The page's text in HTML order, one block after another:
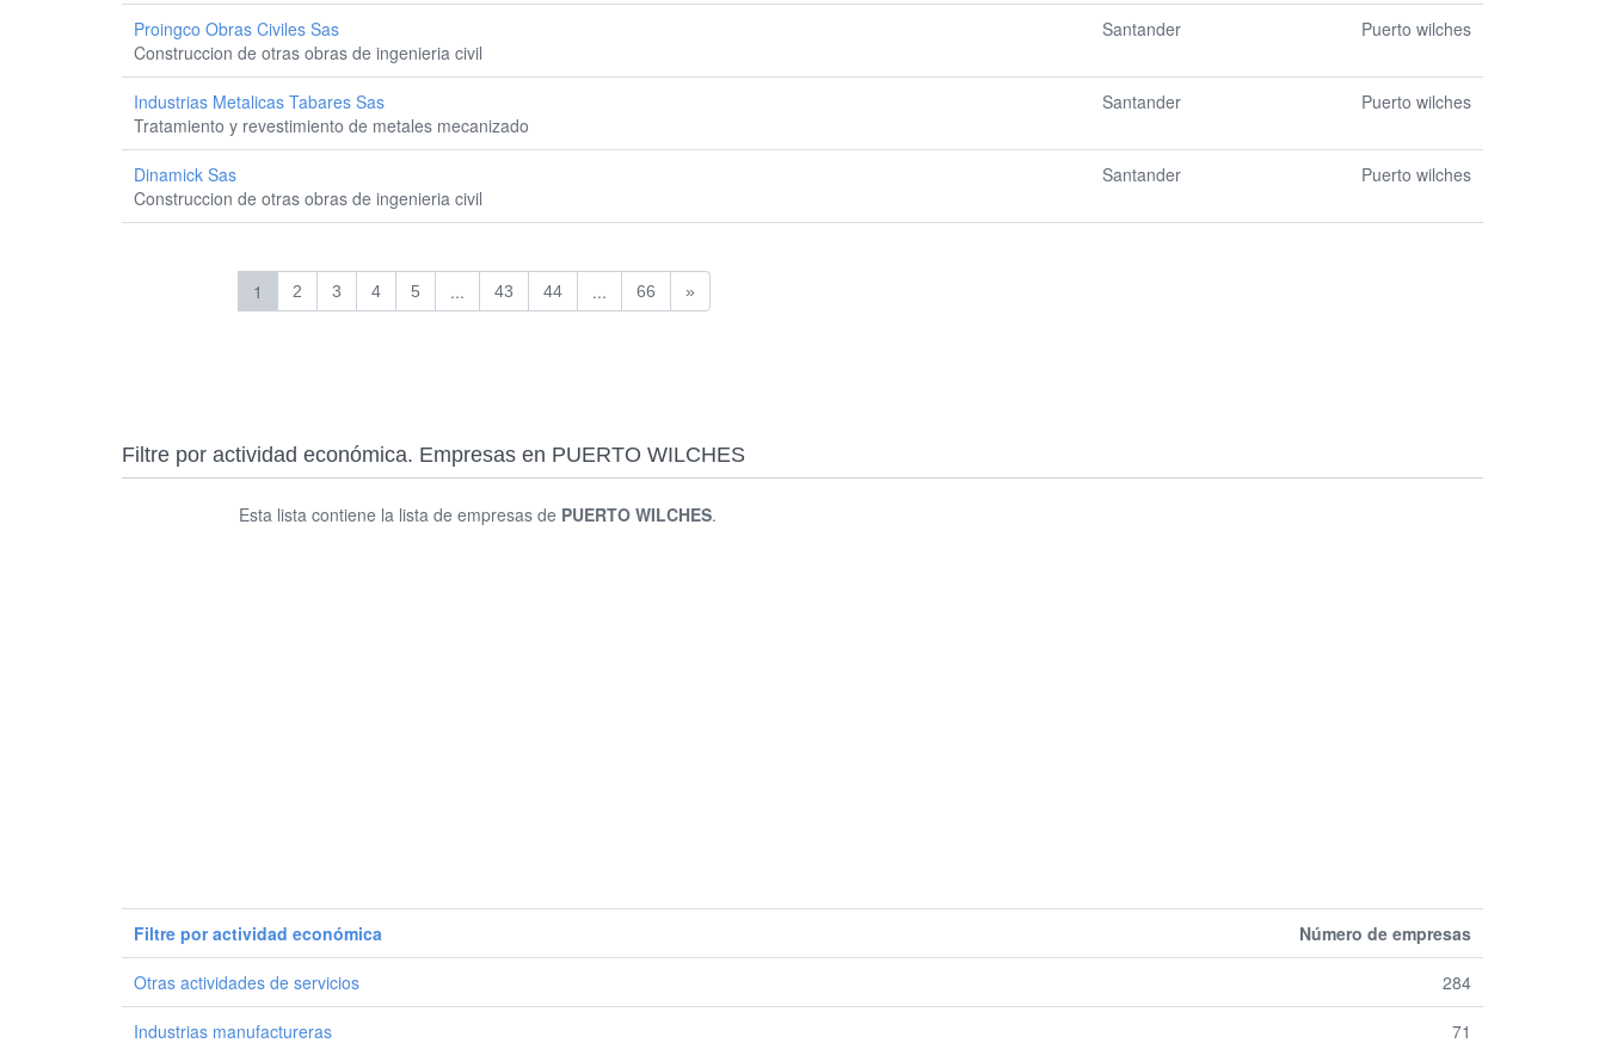
Proingco Obras Civiles Sas
Construccion de otras obras de ingenieria civil
Santander Puerto wilches
Industrias Metalicas Tabares Sas
Tratamiento y revestimiento de metales mecanizado
Santander Puerto wilches
Dinamick Sas
Construccion de otras obras de ingenieria civil
Santander Puerto wilches
1 2 3 4 5 ... 43 44 ... 66 »
Filtre por actividad económica. Empresas en PUERTO WILCHES
Esta lista contiene la lista de empresas de PUERTO WILCHES.
Filtre por actividad económica Número de empresas
Otras actividades de servicios 284
Industrias manufactureras 71